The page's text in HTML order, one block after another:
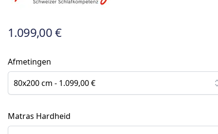
1.099,00 €
Afmetingen
80x200 cm - 1.099,00 €
Matras Hardheid